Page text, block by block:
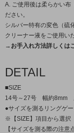
A. ご使用後は柔らかい布
ださい。
シルバー特有の変色（硫
クリーナー液をご使用い
→お手入れ方法詳しくは
DETAIL
■SIZE
14号～27号 幅約8mm
●サイズを測るリングゲ
※【SIZE】項目から選択
【サイズを測る際の注意